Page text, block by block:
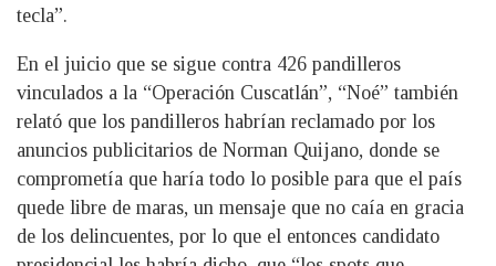
tecla”.
En el juicio que se sigue contra 426 pandilleros
vinculados a la “Operación Cuscatlán”, “Noé” también
relató que los pandilleros habrían reclamado por los
anuncios publicitarios de Norman Quijano, donde se
comprometía que haría todo lo posible para que el país
quede libre de maras, un mensaje que no caía en gracia
de los delincuentes, por lo que el entonces candidato